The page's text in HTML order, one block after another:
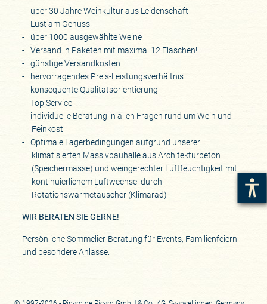
über 30 Jahre Weinkultur aus Leidenschaft
Lust am Genuss
über 1000 ausgewählte Weine
Versand in Paketen mit maximal 12 Flaschen!
günstige Versandkosten
hervorragendes Preis-Leistungsverhältnis
konsequente Qualitätsorientierung
Top Service
individuelle Beratung in allen Fragen rund um Wein und
Feinkost
Optimale Lagerbedingungen aufgrund unserer
klimatisierten Massivbauhalle aus Architekturbeton
(Speichermasse) und weingerechter Luftfeuchtigkeit mit
kontinuierlichem Luftwechsel durch
Rotationswärmetauscher (Klimarad)
WIR BERATEN SIE GERNE!
Persönliche Sommelier-Beratung für Events, Familienfeiern
und besondere Anlässe.